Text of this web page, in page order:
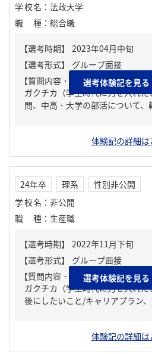
学校名 ： 法政大学
職種 ： 総合職
【質問内容・課題】
ガクチカ（学生時代に力を入れ
問、中高・大学の部活について
選考体験記を見る
体験記の詳細は
24年卒 理系
性別非公開
学校名 ： 非公開
職種 ： 生産職
【質問内容・課題】
ガクチカ（学生時代に力を入れ
後にしたいこと/キャリアプラン
選考体験記を見る
体験記の詳細は